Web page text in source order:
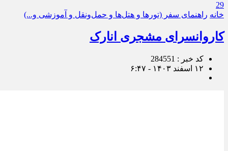
29
خانه راهنمای سفر (تورها و هتل‌ها و حمل‌و‌نقل و آموزشی و...)
کاروانسرای مشجری انارک
کد خبر : 284551
۱۲ اسفند ۱۴۰۳ - ۶:۴۷